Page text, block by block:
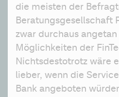
die meisten der
Beratungsgesellschaft
zwar durchaus
Möglichkeiten der
Nichtsdestotrotz wäre
lieber, wenn die
Bank angeboten